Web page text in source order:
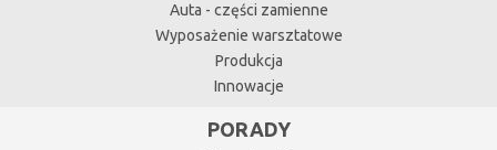
Auta - części zamienne
Wyposażenie warsztatowe
Produkcja
Innowacje
PORADY